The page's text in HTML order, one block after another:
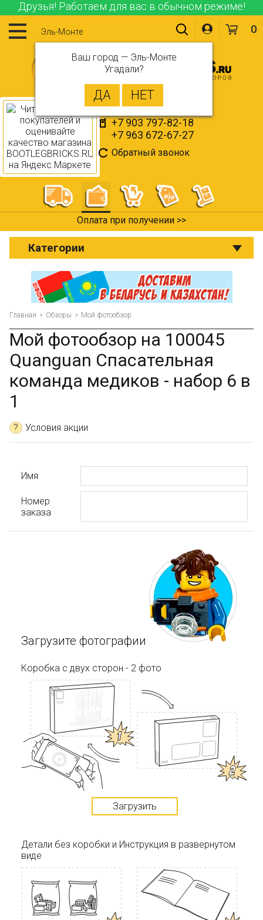
Друзья! Работаем для вас в обычном режиме!
Эль-Монте
Ваш город — Эль-Монте
Угадали?
+7 903 797-82-18
+7 963 672-67-27
Обратный звонок
0
Оплата при получении >>
Категории
Главная Обзоры Мой фотообзор
Мой фотообзор на 100045
Quanguan Спасательная
команда медиков - набор 6 в
1
? Условия акции
Имя
Номер
заказа
Загрузите фотографии
Коробка с двух сторон - 2 фото
Загрузить
Детали без коробки и Инструкция в развернутом
виде